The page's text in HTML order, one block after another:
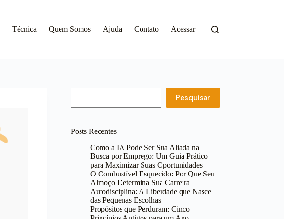
Técnica Quem Somos Ajuda Contato Acessar
Pesquisar
Posts Recentes
Como a IA Pode Ser Sua Aliada na
Busca por Emprego: Um Guia Prático
para Maximizar Suas Oportunidades
O Combustível Esquecido: Por Que Seu
Almoço Determina Sua Carreira
Autodisciplina: A Liberdade que Nasce
das Pequenas Escolhas
Propósitos que Perduram: Cinco